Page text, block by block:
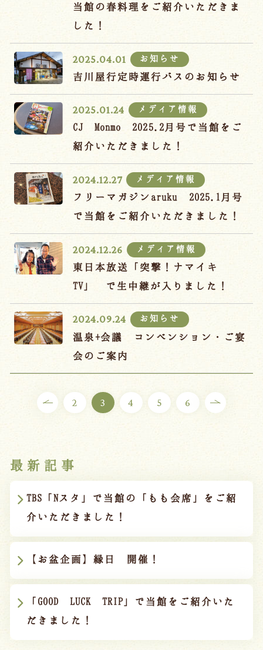
当館の春料理をご紹介いただきま
した！
2025.04.01 お知らせ
吉川屋行定時運行バスのお知らせ
2025.01.24 メディア情報
CJ Monmo 2025.2月号で当館をご
紹介いただきました！
2024.12.27 メディア情報
フリーマガジンaruku 2025.1月号
で当館をご紹介いただきました！
2024.12.26 メディア情報
東日本放送「突撃！ナマイキ
TV」 で生中継が入りました！
2024.09.24 お知らせ
温泉+会議 コンベンション・ご宴
会のご案内
2 3 4 5 6
最新記事
TBS「Nスタ」で当館の「もも会席」をご紹
介いただきました！
【お盆企画】縁日 開催！
「GOOD LUCK TRIP」で当館をご紹介いた
だきました！
024-542-2226
Language